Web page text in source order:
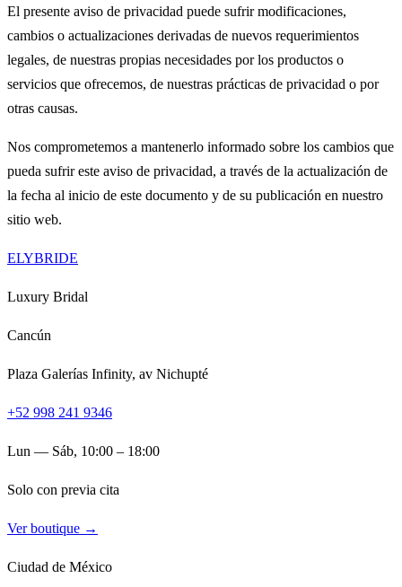
El presente aviso de privacidad puede sufrir modificaciones,
cambios o actualizaciones derivadas de nuevos requerimientos
legales, de nuestras propias necesidades por los productos o
servicios que ofrecemos, de nuestras prácticas de privacidad o por
otras causas.
Nos comprometemos a mantenerlo informado sobre los cambios que
pueda sufrir este aviso de privacidad, a través de la actualización de
la fecha al inicio de este documento y de su publicación en nuestro
sitio web.
ELYBRIDE
Luxury Bridal
Cancún
Plaza Galerías Infinity, av Nichupté
+52 998 241 9346
Lun — Sáb, 10:00 – 18:00
Solo con previa cita
Ver boutique →
Ciudad de México